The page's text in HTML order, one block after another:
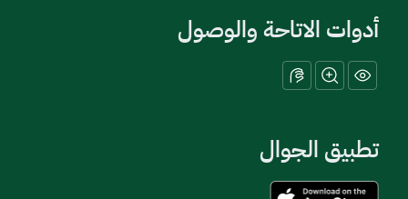
أدوات الاتاحة والوصول
تطبيق الجوال